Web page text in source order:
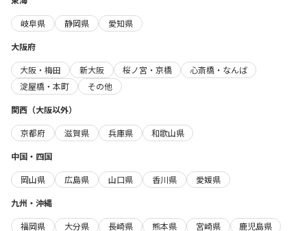
岐阜県
静岡県
愛知県
大阪府
大阪・梅田
新大阪 桜ノ宮・京橋
心斎橋・なんば
淀屋橋・本町
その他
関西（大阪以外）
京都府
滋賀県 兵庫県
和歌山県
中国・四国
岡山県
広島県 山口県 香川県
愛媛県
九州・沖縄
福岡県
大分県 長崎県 熊本県 宮崎県
鹿児島県